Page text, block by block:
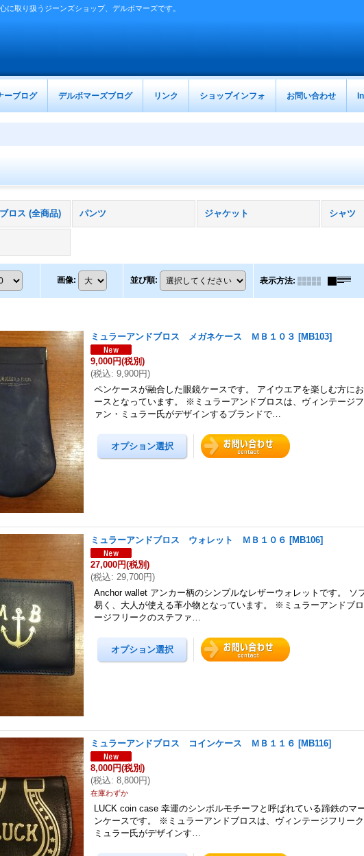
取り扱うジーンズショップ、デルボマーズです。
ーブログ デルボマーズブログ リンク ショップインフォ お問い合わせ
ロス (全商品) パンツ ジャケット シャツ
画像: 並び順: 表示方法:
ミュラーアンドブロス メガネケース ＭＢ１０３ [MB103]
9,000円(税別)
(税込: 9,900円)
ペンケースが融合した眼鏡ケースです。 アイウエアを楽しむ方に
ースとなっています。 ※ミュラーアンドブロスは、ヴィンテージ
ァン・ミュラー氏がデザインするブランドで…
ミュラーアンドブロス ウォレット ＭＢ１０６ [MB106]
27,000円(税別)
(税込: 29,700円)
Anchor wallet アンカー柄のシンプルなレザーウォレットです。 ソ
易く、大人が使える革小物となっています。 ※ミュラーアンドブ
ージフリークのステファ…
ミュラーアンドブロス コインケース ＭＢ１１６ [MB116]
8,000円(税別)
(税込: 8,800円)
在庫わずか
LUCK coin case 幸運のシンボルモチーフと呼ばれている蹄鉄のマ
ンケースです。 ※ミュラーアンドブロスは、ヴィンテージフリーク
ミュラー氏がデザインす…